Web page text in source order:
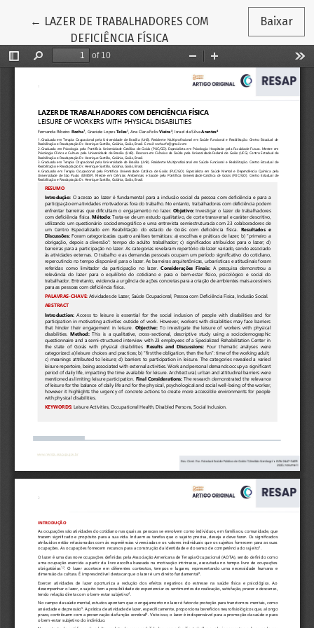
← Voltar aos Detalhes do Artigo
LAZER DE TRABALHADORES COM
DEFICIÊNCIA FÍSICA
Baixar